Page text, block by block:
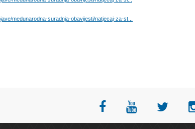
medunarodna-suradnja-obavijesti/natjecaj-za-st...